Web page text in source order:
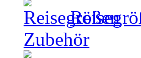
Zubehör